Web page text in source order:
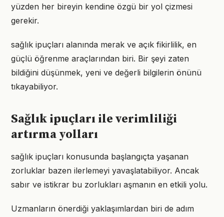
yüzden her bireyin kendine özgü bir yol çizmesi
gerekir.
sağlık ipuçları alanında merak ve açık fikirlilik, en
güçlü öğrenme araçlarından biri. Bir şeyi zaten
bildiğini düşünmek, yeni ve değerli bilgilerin önünü
tıkayabiliyor.
Sağlık ipuçları ile verimliliği
artırma yolları
sağlık ipuçları konusunda başlangıçta yaşanan
zorluklar bazen ilerlemeyi yavaşlatabiliyor. Ancak
sabır ve istikrar bu zorlukları aşmanın en etkili yolu.
Uzmanların önerdiği yaklaşımlardan biri de adım